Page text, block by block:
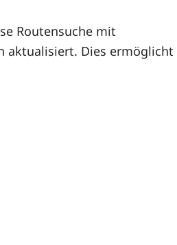
Routensuche mit
aktualisiert. Dies ermöglicht